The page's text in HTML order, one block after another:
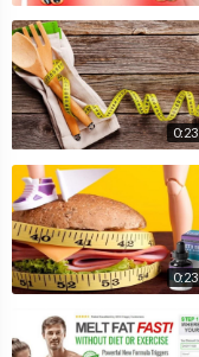
0:23
0:23